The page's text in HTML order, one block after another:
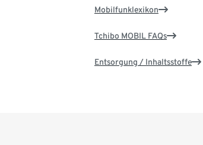
Mobilfunklexikon
Tchibo MOBIL FAQs
Entsorgung / Inhaltsstoffe